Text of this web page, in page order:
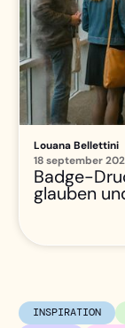
Louana Bellettini
18 september
Badge-
glauben
INSPIRATION